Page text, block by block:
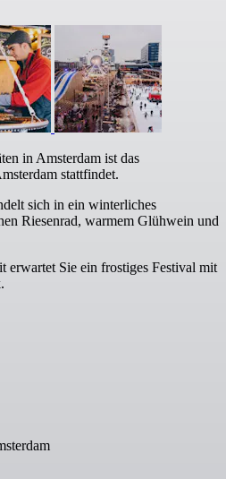
in Amsterdam ist das
stattfindet.
sich in ein winterliches
Riesenrad, warmem Glühwein und
erwartet Sie ein frostiges Festival mit